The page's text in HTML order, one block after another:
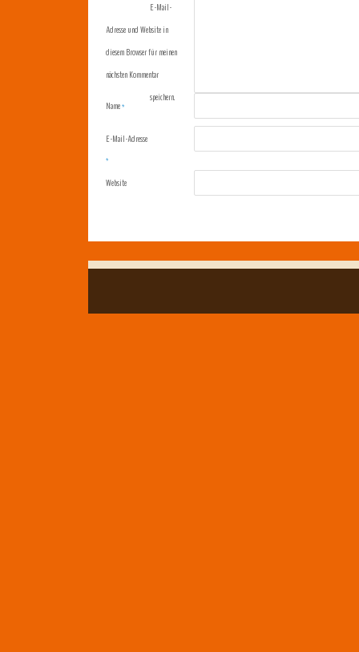
Name*
E-Mail-Adresse
*
Website
E-Mail-
Adresse und Website in
diesem Browser für meinen
nächsten Kommentar
speichern.